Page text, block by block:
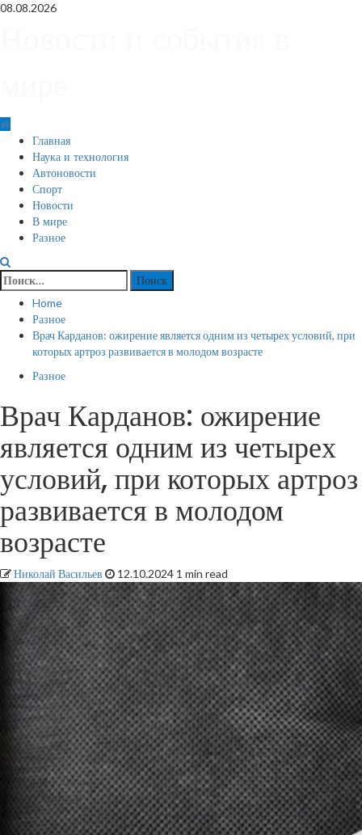
Skip
08.08.2026
Primary
Menu
Главная
Наука и технология
Автоновости
Спорт
Новости
В мире
Разное
Найти:
Home
Разное
Врач Карданов: ожирение является одним из четырех условий, при
которых артроз развивается в молодом возрасте
Разное
Врач Карданов: ожирение
является одним из четырех
условий, при которых артроз
развивается в молодом
возрасте
Николай Васильев 12.10.2024 1 min read